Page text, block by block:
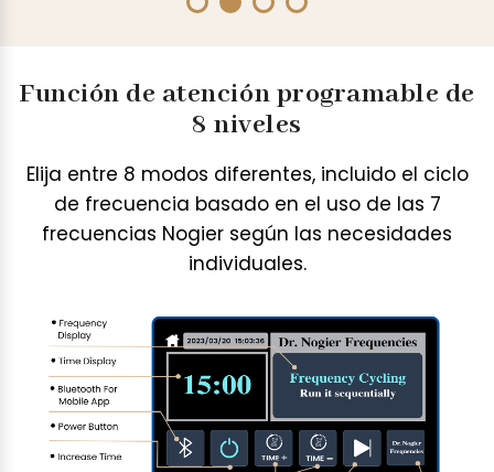
Función de atención programable de
8 niveles
Elija entre 8 modos diferentes, incluido el ciclo
de frecuencia basado en el uso de las 7
frecuencias Nogier según las necesidades
individuales.